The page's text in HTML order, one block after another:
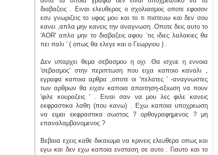
διαβαζεις . Ειναι ελευθερος ο σχολιασμος οποτε εφοσον
εσυ γνωριζεις το υφος μου και το τι πιστευω και δεν σου
κανει ,απλα μην κανεις την αναγνωση .Οποτε δεις αυτο το
'AOR' απλα μην το διαβαζεις αφου ΄τις ιδιες λαλακιες θα
πει παλι ' ( οπως θα ελεγε και ο Γεωργιου ) .
Δεν υπαρχει θεμα σεβασμου η οχι .Θα ισχυε η εννοια
'σεβασμος' στην περιπτωση που ειχα καποιο καναλι ,
εγραφα καποια αρθρα ,οποτε οι 'πελατες ' -αναγνωστες
των αρθρων θα ειχαν καποια απαιτηση-αξιωση να πουν
'φιλε κουραζεις ' . Ειναι σαν να μου λες φιλε κανεις
εκφραστικα λαθη (που κανω) . Εχω καποια υποχρεωση
να ειμαι εκφραστικα σωστος ? ορθογραφημενος ? μη
επαναλαμβανομενος ?
Βεβαια εχεις καθε δικαιωμα να κρινεις ελευθερα οπως και
εγω και δεν εχω καποια ενσταση σε αυτο . Γιαυτο και το